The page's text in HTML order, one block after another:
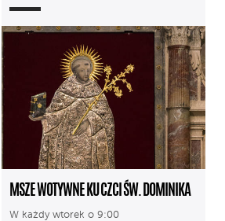
MSZE WOTYWNE KU CZCI ŚW. DOMINIKA
W każdy wtorek o 9:00